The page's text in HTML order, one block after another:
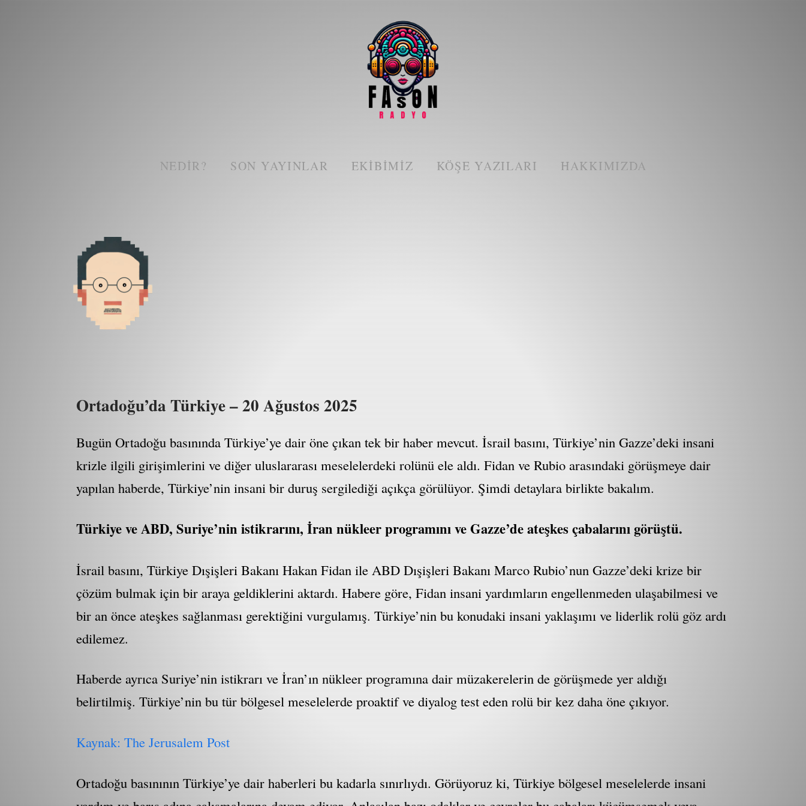
NEDIR? SON YAYINLAR EKIBIMIZ KÖŞE YAZILARI HAKKIMIZDA
Ortadoğu’da Türkiye – 20 Ağustos 2025
Bugün Ortadoğu basınında Türkiye’ye dair öne çıkan tek bir haber mevcut. İsrail basını, Türkiye’nin Gazze’deki insani
krizle ilgili girişimlerini ve diğer uluslararası meselelerdeki rolünü ele aldı. Fidan ve Rubio arasındaki görüşmeye dair
yapılan haberde, Türkiye’nin insani bir duruş sergilediği açıkça görülüyor. Şimdi detaylara birlikte bakalım.
Türkiye ve ABD, Suriye’nin istikrarını, İran nükleer programını ve Gazze’de ateşkes çabalarını görüştü.
İsrail basını, Türkiye Dışişleri Bakanı Hakan Fidan ile ABD Dışişleri Bakanı Marco Rubio’nun Gazze’deki krize bir
çözüm bulmak için bir araya geldiklerini aktardı. Habere göre, Fidan insani yardımların engellenmeden ulaşabilmesi ve
bir an önce ateşkes sağlanması gerektiğini vurgulamış. Türkiye’nin bu konudaki insani yaklaşımı ve liderlik rolü göz ardı
edilemez.
Haberde ayrıca Suriye’nin istikrarı ve İran’ın nükleer programına dair müzakerelerin de görüşmede yer aldığı
belirtilmiş. Türkiye’nin bu tür bölgesel meselelerde proaktif ve diyalog test eden rolü bir kez daha öne çıkıyor.
Kaynak: The Jerusalem Post
Ortadoğu basınının Türkiye’ye dair haberleri bu kadarla sınırlıydı. Görüyoruz ki, Türkiye bölgesel meselelerde insani